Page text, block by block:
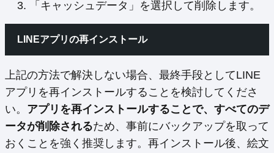
「キャッシュデータ」を選択して削除します。
LINEアプリの再インストール
上記の方法で解決しない場合、最終手段としてLINE
アプリを再インストールすることを検討してくださ
い。 アプリを再インストールすることで、すべてのデ
ータが削除されるため、事前にバックアップを取って
おくことを強く推奨します。再インストール後、絵文